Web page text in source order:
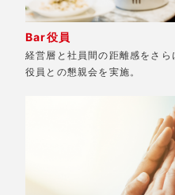
Bar役員
経営層と社員間の距離感をさ
役員との懇親会を実施。